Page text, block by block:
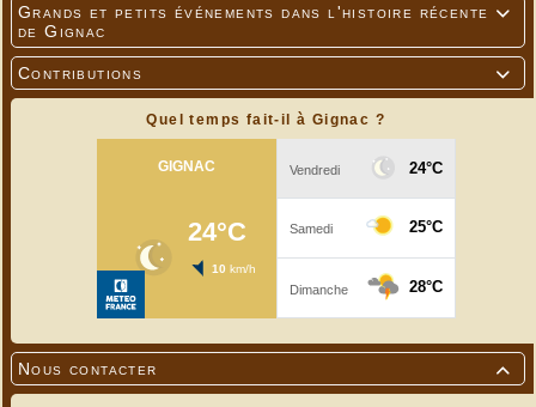

Grands et petits événements dans l'histoire récente
de Gignac

Contributions
Quel temps fait-il à Gignac ?

Nous contacter